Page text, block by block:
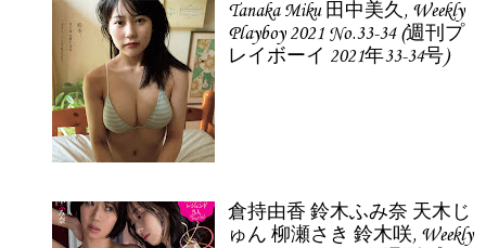
Tanaka Miku 田中美久, Weekly
Playboy 2021 No.33-34 (週刊プ
レイボーイ 2021年33-34号)
倉持由香 鈴木ふみ奈 天木じ
ゅん 柳瀬さき 鈴木咲, Weekly